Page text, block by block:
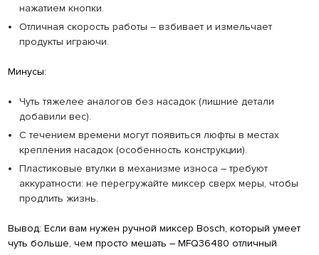
нажатием кнопки.
Отличная скорость работы – взбивает и измельчает
продукты играючи.
Минусы:
Чуть тяжелее аналогов без насадок (лишние детали
добавили вес).
С течением времени могут появиться люфты в местах
крепления насадок (особенность конструкции).
Пластиковые втулки в механизме износа – требуют
аккуратности: не перегружайте миксер сверх меры, чтобы
продлить жизнь.
Вывод: Если вам нужен ручной миксер Bosch, который умеет
чуть больше, чем просто мешать – MFQ36480 отличный